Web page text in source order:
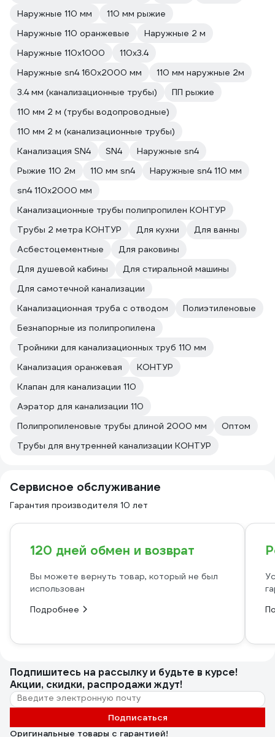
Наружные 110 мм
110 мм рыжие
Наружные 110 оранжевые
Наружные 2 м
Наружные 110x1000
110х3.4
Наружные sn4 160x2000 мм
110 мм наружные 2м
3.4 мм (канализационные трубы)
ПП рыжие
110 мм 2 м (трубы водопроводные)
110 мм 2 м (канализационные трубы)
Канализация SN4
SN4
Наружные sn4
Рыжие 110 2м
110 мм sn4
Наружные sn4 110 мм
sn4 110x2000 мм
Канализационные трубы полипропилен КОНТУР
Трубы 2 метра КОНТУР
Для кухни
Для ванны
Асбестоцементные
Для раковины
Для душевой кабины
Для стиральной машины
Для самотечной канализации
Канализационная труба с отводом
Полиэтиленовые
Безнапорные из полипропилена
Тройники для канализационных труб 110 мм
Канализация оранжевая
КОНТУР
Клапан для канализации 110
Аэратор для канализации 110
Полипропиленовые трубы длиной 2000 мм
Оптом
Трубы для внутренней канализации КОНТУР
Сервисное обслуживание
Гарантия производителя 10 лет
120 дней обмен и возврат
Вы можете вернуть товар, который не был
использован
Подробнее
Подпишитесь на рассылкуи будьте в курсе!
Акции, скидки, распродажи ждут!
Подписаться
Оригинальные товары с гарантией!